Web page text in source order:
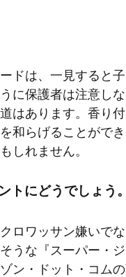
ドは、一見すると
に保護者は注意し
はあります。香り
和らげることがで
しれません。
トにどうでしょう。
ロワッサン嫌いで
うな『スーパー・
ン・ドット・コム